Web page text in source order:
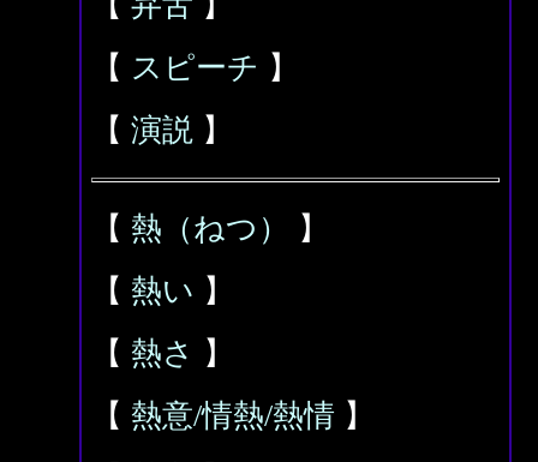
【 スピーチ 】
【 演説 】
【 熱（ねつ）
】
【 熱い 】
【 熱さ
】
【 熱意/情熱/熱情 】